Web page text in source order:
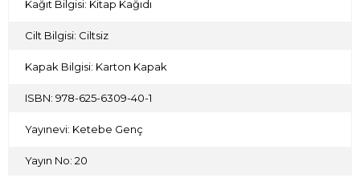
Kağıt Bilgisi: Kitap Kağıdı
Cilt Bilgisi: Ciltsiz
Kapak Bilgisi: Karton Kapak
ISBN: 978-625-6309-40-1
Yayınevi: Ketebe Genç
Yayın No: 20